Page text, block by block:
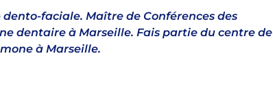
faciale. Maître de Conférences des
dentaire à Marseille. Fais partie du centre de
à Marseille.